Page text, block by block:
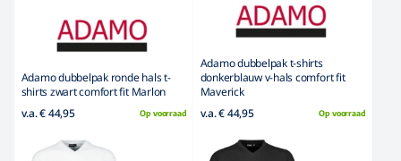
Adamo dubbelpak ronde hals t-
shirts zwart comfort fit Marlon
v.a. € 44,95
Op voorraad
Adamo dubbelpak t-shirts
donkerblauw v-hals comfort fit
Maverick
v.a. € 44,95
Op voorraad